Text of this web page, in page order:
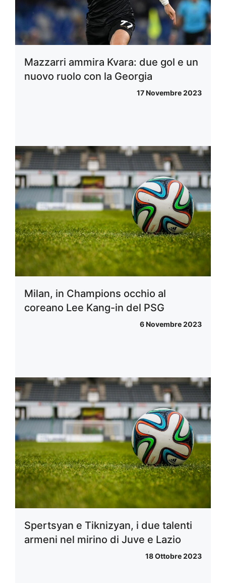
Mazzarri ammira Kvara: due gol e un
nuovo ruolo con la Georgia
17 Novembre 2023
Milan, in Champions occhio al
coreano Lee Kang-in del PSG
6 Novembre 2023
Spertsyan e Tiknizyan, i due talenti
armeni nel mirino di Juve e Lazio
18 Ottobre 2023